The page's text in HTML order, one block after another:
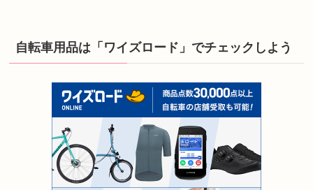
自転車用品は「ワイズロード」でチェックしよう